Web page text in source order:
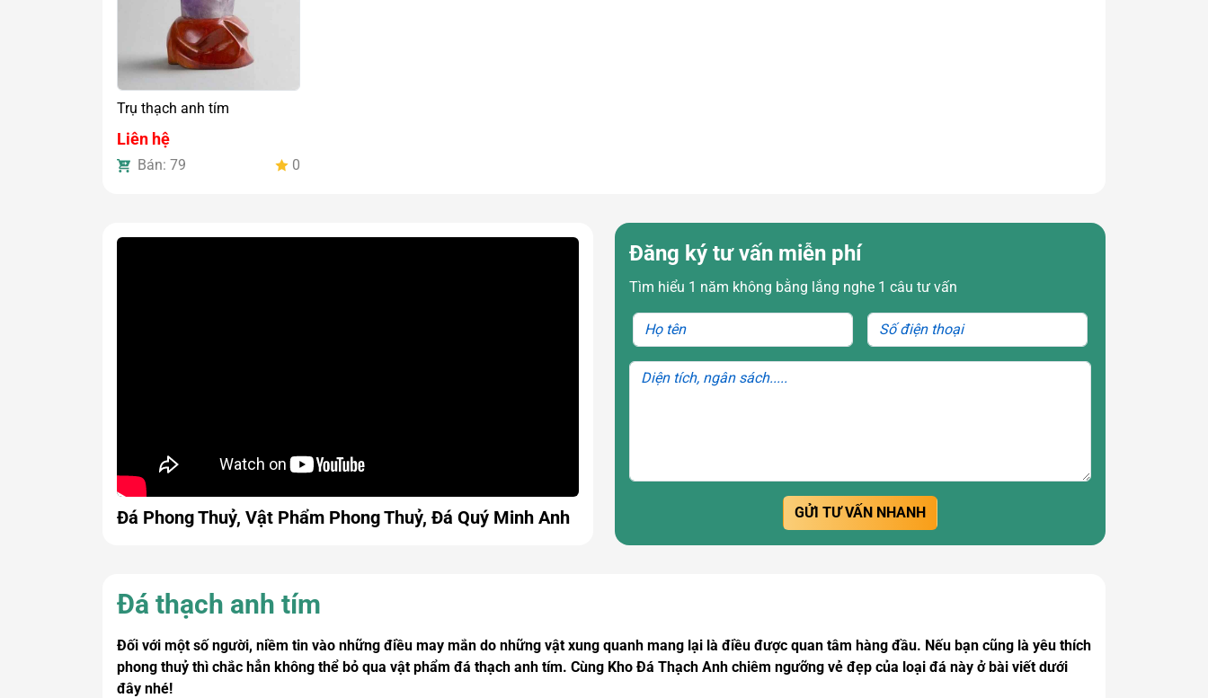
Trụ thạch anh tím
Liên hệ
Bán: 79 0
Đá Phong Thuỷ, Vật Phẩm Phong Thuỷ, Đá Quý Minh Anh
Đăng ký tư vấn miễn phí
Tìm hiểu 1 năm không bằng lắng nghe 1 câu tư vấn
GỬI TƯ VẤN NHANH
Đá thạch anh tím
Đối với một số người, niềm tin vào những điều may mắn do những vật xung quanh mang lại là điều được quan tâm hàng đầu. Nếu bạn cũng là yêu thích
phong thuỷ thì chắc hẳn không thể bỏ qua vật phẩm đá thạch anh tím. Cùng Kho Đá Thạch Anh chiêm ngưỡng vẻ đẹp của loại đá này ở bài viết dưới
đây nhé!